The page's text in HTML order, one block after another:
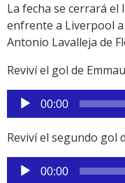
La fecha se cerrará el
enfrente a Liverpool
Antonio Lavalleja de
Reviví el gol de
Reproductor
de
audio
00:00
Reviví el segundo gol
Reproductor
00:00